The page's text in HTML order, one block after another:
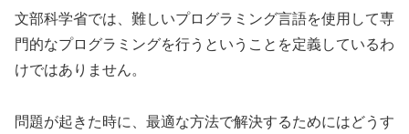
文部科学省では、難しいプログラミング言語を使用して専
門的なプログラミングを行うということを定義しているわ
けではありません。
問題が起きた時に、最適な方法で解決するためにはどうす